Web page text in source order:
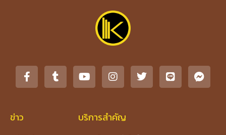
ข่าว บริการสำคัญ